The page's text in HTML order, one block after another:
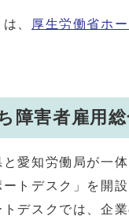
、 厚生労働省ホ
障害者雇用
と愛知労働局が一
トデスク」を開設
トデスクでは、企